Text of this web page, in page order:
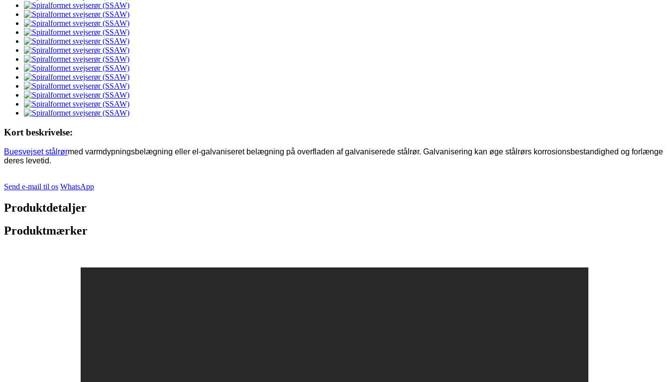
Kort beskrivelse:
Buesvejset stålrørmed varmdypningsbelægning eller el-galvaniseret belægning på overfladen af ​​galvaniserede stålrør. Galvanisering kan øge stålrørs korrosionsbestandighed og forlænge
deres levetid.
Send e-mail til os WhatsApp
Produktdetaljer
Produktmærker